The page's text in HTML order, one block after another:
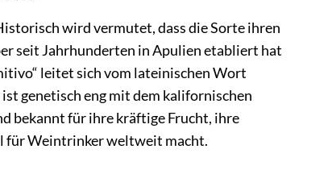
wird vermutet, dass die Sorte ihren
seit Jahrhunderten in Apulien etabliert hat
leitet sich vom lateinischen Wort
genetisch eng mit dem kalifornischen
bekannt für ihre kräftige Frucht, ihre
für Weintrinker weltweit macht.